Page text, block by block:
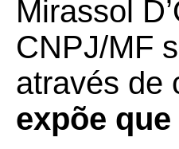
Mirassol
CNPJ/MF
através de
expõe que